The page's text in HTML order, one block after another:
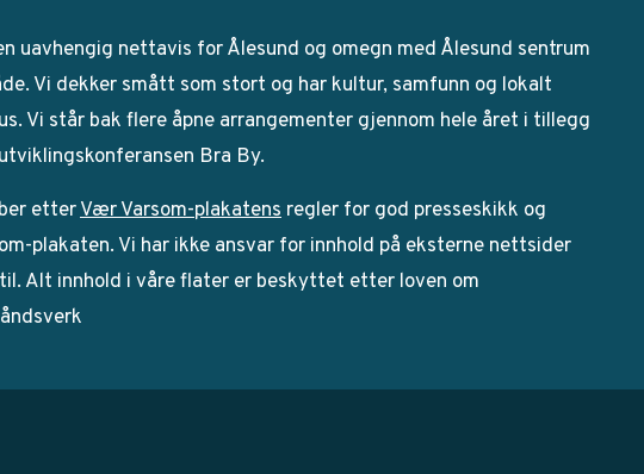
uavhengig nettavis for Ålesund og omegn med Ålesund sentrum
Vi dekker smått som stort og har kultur, samfunn og lokalt
Vi står bak flere åpne arrangementer gjennom hele året i tillegg
Bra By.
etterVær Varsom-plakatens regler for god presseskikk og
plakaten. Vi har ikke ansvar for innhold på eksterne nettsider
Alt innhold i våre flater er beskyttet etter loven om